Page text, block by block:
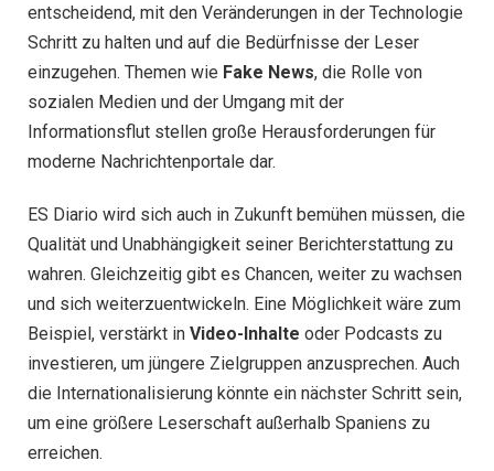
entscheidend, mit den Veränderungen in der Technologie
Schritt zu halten und auf die Bedürfnisse der Leser
einzugehen. Themen wie Fake News, die Rolle von
sozialen Medien und der Umgang mit der
Informationsflut stellen große Herausforderungen für
moderne Nachrichtenportale dar.
ES Diario wird sich auch in Zukunft bemühen müssen, die
Qualität und Unabhängigkeit seiner Berichterstattung zu
wahren. Gleichzeitig gibt es Chancen, weiter zu wachsen
und sich weiterzuentwickeln. Eine Möglichkeit wäre zum
Beispiel, verstärkt in Video-Inhalte oder Podcasts zu
investieren, um jüngere Zielgruppen anzusprechen. Auch
die Internationalisierung könnte ein nächster Schritt sein,
um eine größere Leserschaft außerhalb Spaniens zu
erreichen.